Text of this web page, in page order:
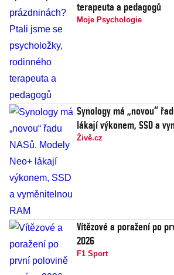
terapeuta a pedagogů
Moje Psychologie
Synology má „novou“
lákají výkonem, SSD a
Živě.cz
Vítězové a poražení po
2026
F1 Sport